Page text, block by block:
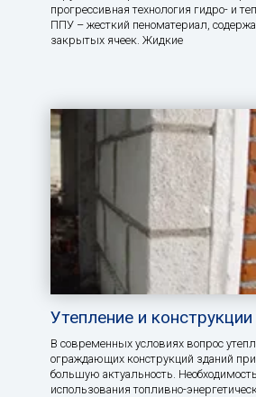
прогрессивная технология гидро- и
ППУ – жесткий пеноматериал,
закрытых ячеек. Жидкие
Утепление и
В современных условиях вопрос
ограждающих конструкций зданий
большую актуальность.
использования топливно-